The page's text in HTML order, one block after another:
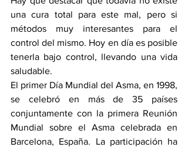
una cura total para este mal, pero si
métodos muy interesantes para el
control del mismo. Hoy en día es posible
tenerla bajo control, llevando una vida
saludable.
El primer Día Mundial del Asma, en 1998,
se celebró en más de 35 países
conjuntamente con la primera Reunión
Mundial sobre el Asma celebrada en
Barcelona, ​​España. La participación ha